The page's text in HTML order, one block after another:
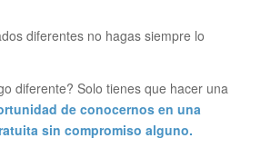
diferentes no hagas siempre lo
diferente? Solo tienes que hacer una
de conocernos en una
sin compromiso alguno.